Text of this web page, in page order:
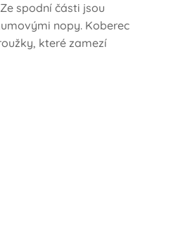
spodní části jsou
nopy. Koberec
které zamezí